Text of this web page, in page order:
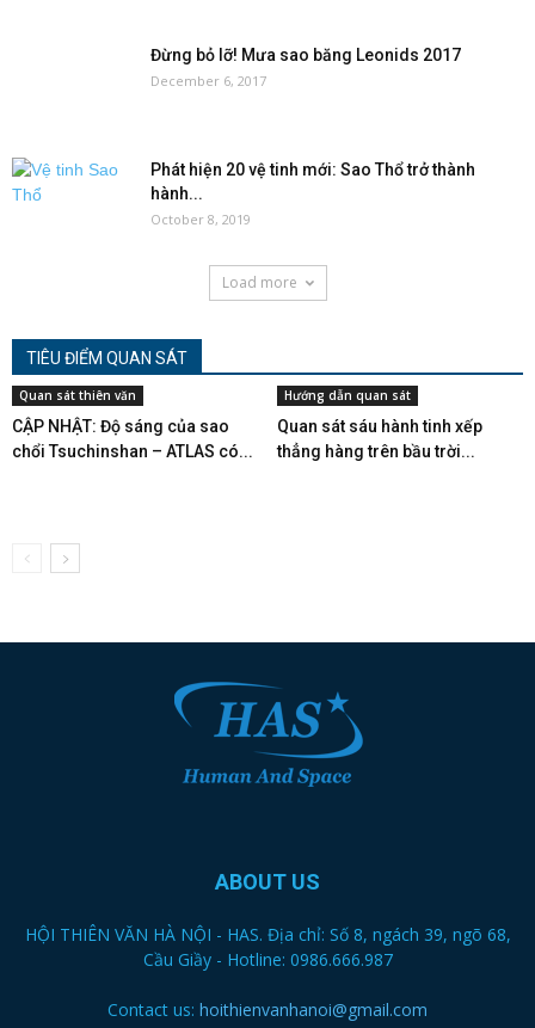
Đừng bỏ lỡ! Mưa sao băng Leonids 2017
December 6, 2017
Phát hiện 20 vệ tinh mới: Sao Thổ trở thành
hành...
October 8, 2019
Load more
TIÊU ĐIỂM QUAN SÁT
Quan sát thiên văn
CẬP NHẬT: Độ sáng của sao
chổi Tsuchinshan – ATLAS có...
Hướng dẫn quan sát
Quan sát sáu hành tinh xếp
thẳng hàng trên bầu trời...
ABOUT US
HỘI THIÊN VĂN HÀ NỘI - HAS. Địa chỉ: Số 8, ngách 39, ngõ 68,
Cầu Giầy - Hotline: 0986.666.987
Contact us: hoithienvanhanoi@gmail.com